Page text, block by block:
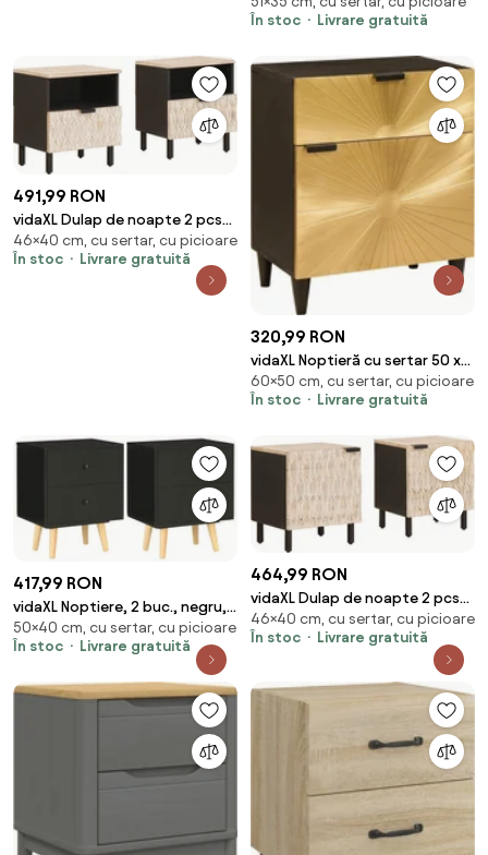
În stoc
Livrare gratuită
491,99 RON
vidaXL Dulap de noapte 2 pcs
Alb 40 x 33 x 46 cm Lemn de
mango solid
46×40 cm, cu sertar, cu picioare
În stoc
Livrare gratuită
320,99 RON
vidaXL Noptieră cu sertar 50 x
33 x 60 cm Lemn de mango
solid
60×50 cm, cu sertar, cu picioare
În stoc
Livrare gratuită
417,99 RON
vidaXL Noptiere, 2 buc., negru,
40 x 30 x 50 cm, lemn masiv de
pin
50×40 cm, cu sertar, cu picioare
În stoc
Livrare gratuită
464,99 RON
vidaXL Dulap de noapte 2 pcs
Alb 40 x 33 x 46 cm Lemn de
mango solid
46×40 cm, cu sertar, cu picioare
În stoc
Livrare gratuită